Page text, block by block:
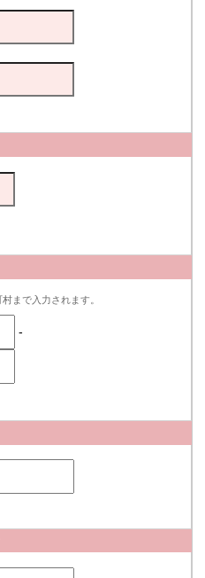
まで入力されます。
-